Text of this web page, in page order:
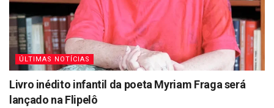
ÚLTIMAS NOTÍCIAS
Livro inédito infantil da poeta Myriam Fraga será
lançado na Flipelô